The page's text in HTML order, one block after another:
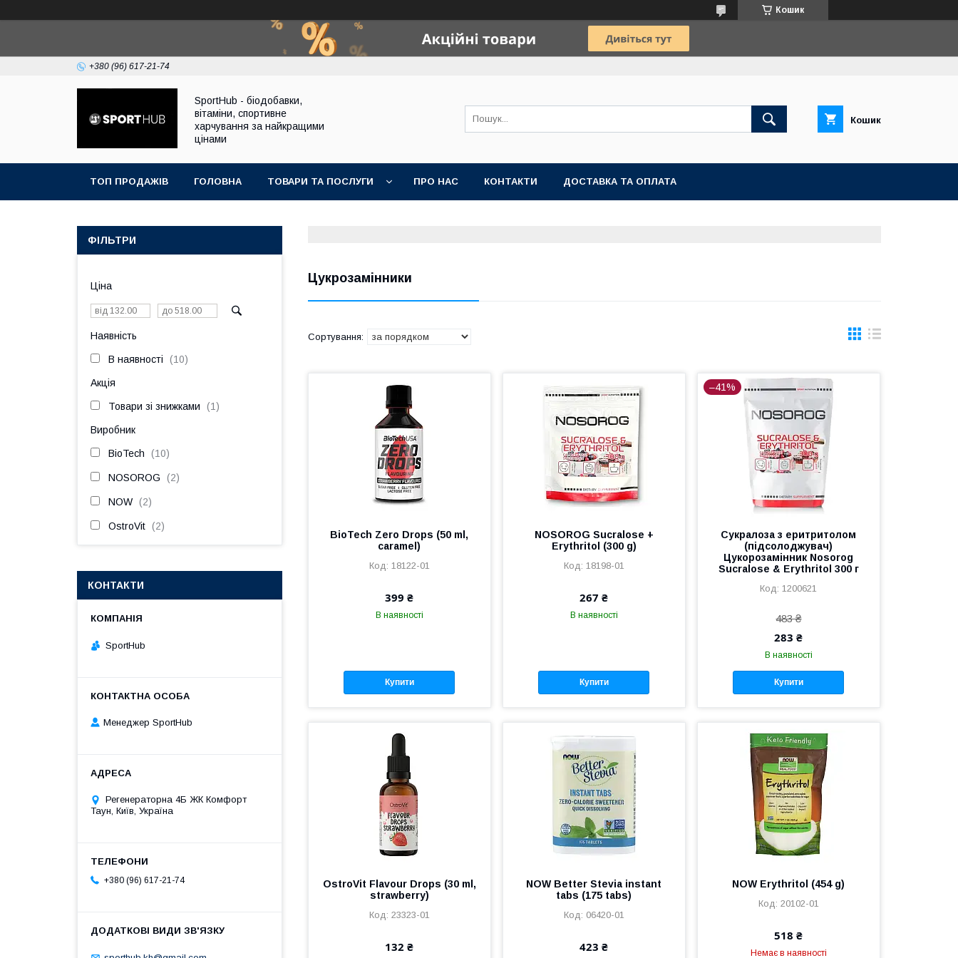
Кошик
+380 (96) 617-21-74
SportHub - біодобавки,
вітаміни, спортивне
харчування за найкращими
цінами
Кошик
ТОП ПРОДАЖІВ ГОЛОВНА ТОВАРИ ТА ПОСЛУГИ ПРО НАС КОНТАКТИ ДОСТАВКА ТА ОПЛАТА
Цукрозамінники
BioTech Zero Drops (50 ml,
caramel)
18122-01
399 ₴
В наявності
Купити
NOSOROG Sucralose +
Erythritol (300 g)
18198-01
267 ₴
В наявності
Купити
–41%
Сукралоза з еритритолом
(підсолоджувач)
Цукорозамінник Nosorog
Sucralose & Erythritol 300 г
1200621
483 ₴
283 ₴
В наявності
Купити
OstroVit Flavour Drops (30 ml,
strawberry)
23323-01
132 ₴
NOW Better Stevia instant
tabs (175 tabs)
06420-01
423 ₴
NOW Erythritol (454 g)
20102-01
518 ₴
Немає в наявності
ФІЛЬТРИ
Ціна
Наявність
В наявності 10
Акція
Товари зі знижками 1
Виробник
BioTech 10
NOSOROG 2
NOW 2
OstroVit 2
КОНТАКТИ
SportHub
Менеджер SportHub
Регенераторна 4Б ЖК Комфорт
Таун, Київ, Україна
+380 (96) 617-21-74